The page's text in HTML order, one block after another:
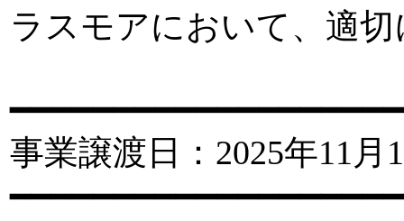
ラスモアにおいて、適
事業譲渡日：2025年11月